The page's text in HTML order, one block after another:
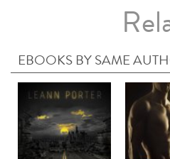
EBOOKS BY SAME